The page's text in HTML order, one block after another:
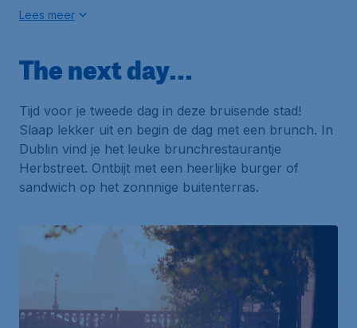
Lees meer
The next day...
Tijd voor je tweede dag in deze bruisende stad!
Slaap lekker uit en begin de dag met een brunch. In
Dublin vind je het leuke brunchrestaurantje
Herbstreet. Ontbijt met een heerlijke burger of
sandwich op het zonnnige buitenterras.